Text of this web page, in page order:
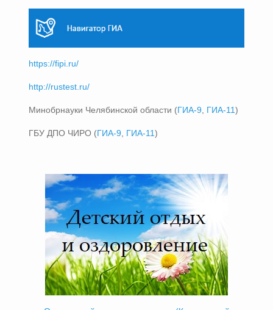
https://fipi.ru/
http://rustest.ru/
Минобрнауки Челябинской области (ГИА-9 ГИА-11)
ГБУ ДПО ЧИРО (ГИА-9 ГИА-11)